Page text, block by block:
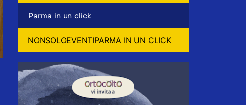
Parma in un click
NONSOLOEVENTIPARMA IN UN CLICK